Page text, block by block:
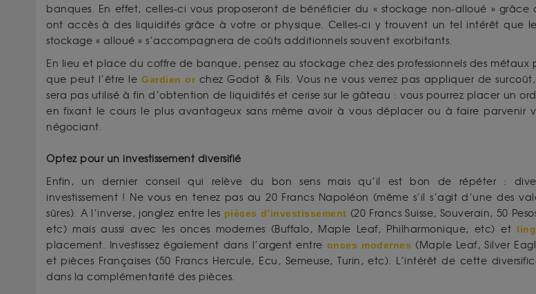
banques. En effet, celles-ci vous proposeront de bénéficier du « stockage non-alloué » grâce
ont accès à des liquidités grâce à votre or physique. Celles-ci y trouvent un tel intérêt que
stockage « alloué » s’accompagnera de coûts additionnels souvent exorbitants.
En lieu et place du coffre de banque, pensez au stockage chez des professionnels des métaux
que peut l’être leGardien orchez Godot & Fils. Vous ne vous verrez pas appliquer de
sera pas utilisé à fin d’obtention de liquidités et cerise sur le gâteau : vous pourrez placer un
en fixant le cours le plus avantageux sans même avoir à vous déplacer ou à faire parvenir
négociant.
Optez pour un investissement diversifié
Enfin, un dernier conseil qui relève du bon sens mais qu’il est bon de répéter :
investissement ! Ne vous en tenez pas au 20 Francs Napoléon (même s’il s’agit d’une des
sûres). A l’inverse, jonglez entre les pièces d’investissement (20 Francs Suisse, Souverain, 50
etc) mais aussi avec les onces modernes (Buffalo, Maple Leaf, Philharmonique, etc) et
placement. Investissez également dans l’argent entre onces modernes (Maple Leaf, Silver
et pièces Françaises (50 Francs Hercule, Ecu, Semeuse, Turin, etc). L’intérêt de cette
dans la complémentarité des pièces.